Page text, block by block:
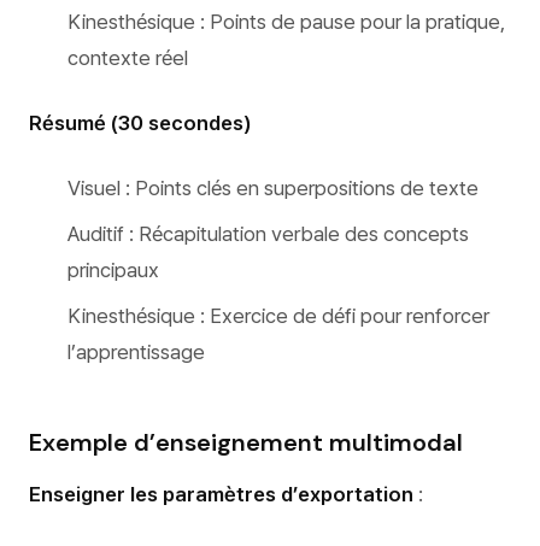
Kinesthésique : Points de pause pour la pratique,
contexte réel
Résumé (30 secondes)
Visuel : Points clés en superpositions de texte
Auditif : Récapitulation verbale des concepts
principaux
Kinesthésique : Exercice de défi pour renforcer
l’apprentissage
Exemple d’enseignement multimodal
Enseigner les paramètres d’exportation :